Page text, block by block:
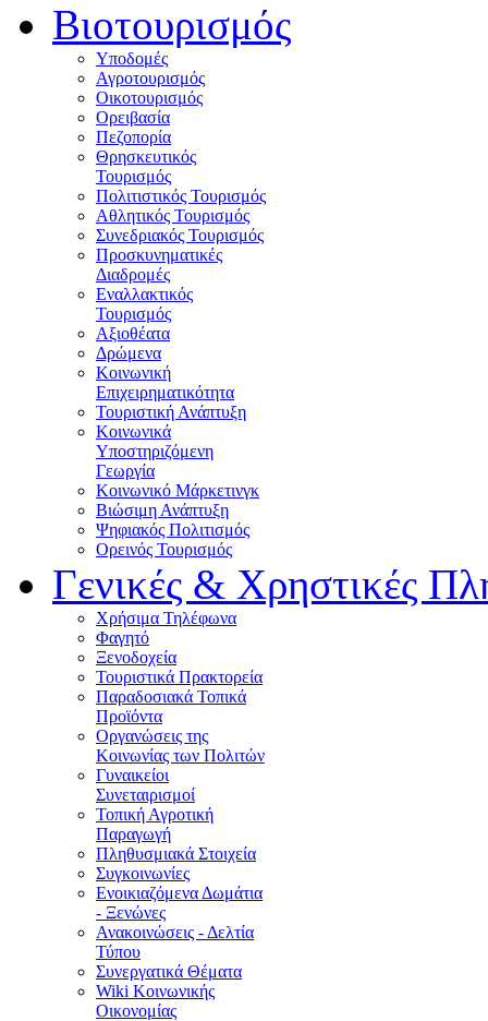
Βιοτουρισμός
Υποδομές
Αγροτουρισμός
Οικοτουρισμός
Ορειβασία
Πεζοπορία
Θρησκευτικός
Τουρισμός
Πολιτιστικός Τουρισμός
Αθλητικός Τουρισμός
Συνεδριακός Τουρισμός
Προσκυνηματικές
Διαδρομές
Εναλλακτικός
Τουρισμός
Αξιοθέατα
Δρώμενα
Κοινωνική
Επιχειρηματικότητα
Τουριστική Ανάπτυξη
Κοινωνικά
Υποστηριζόμενη
Γεωργία
Κοινωνικό Μάρκετινγκ
Βιώσιμη Ανάπτυξη
Ψηφιακός Πολιτισμός
Ορεινός Τουρισμός
Γενικές & Χρηστικές
Χρήσιμα Τηλέφωνα
Φαγητό
Ξενοδοχεία
Τουριστικά Πρακτορεία
Παραδοσιακά Τοπικά
Προϊόντα
Οργανώσεις της
Κοινωνίας των Πολιτών
Γυναικείοι
Συνεταιρισμοί
Τοπική Αγροτική
Παραγωγή
Πληθυσμιακά Στοιχεία
Συγκοινωνίες
Ενοικιαζόμενα Δωμάτια
- Ξενώνες
Ανακοινώσεις - Δελτία
Τύπου
Συνεργατικά Θέματα
Wiki Κοινωνικής
Οικονομίας